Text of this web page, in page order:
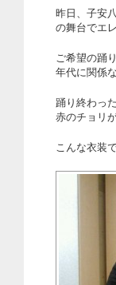
昨日、子安
の舞台でエ
ご希望の踊
年代に関係
踊り終わっ
赤のチョリ
こんな衣装